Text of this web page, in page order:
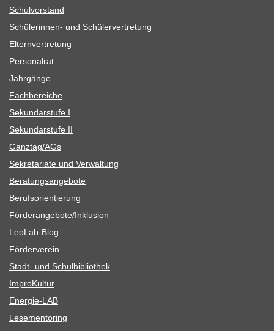
Schul­vor­stand
Schü­le­rin­nen- und Schülervertretung
Eltern­ver­tre­tung
Per­so­nal­rat
Jahr­gänge
Fach­be­rei­che
Sekun­dar­stufe I
Sekun­dar­stufe II
Ganztag/​​AGs
Sekre­ta­riate und Verwaltung
Bera­tungs­an­ge­bote
Berufs­ori­en­tie­rung
Förderangebote/​​Inklusion
Leo­Lab-Blog
För­der­ver­ein
Stadt- und Schulbibliothek
Impro­Kul­tur
Ener­­gie-LAB
Lese­men­to­ring